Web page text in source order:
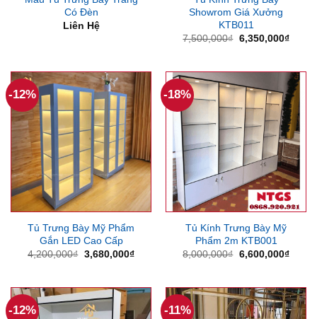
Có Đèn
Liên Hệ
Showrom Giá Xưởng
KTB011
7,500,000₫ Giá
6,350,000₫Giá
-12%
Tủ Trưng Bày Mỹ Phẩm
Gắn LED Cao Cấp
4,200,000₫ Giá
3,680,000₫Giá
3,680,000₫.
-18%
Tủ Kính Trưng Bày Mỹ
Phẩm 2m KTB001
8,000,000₫ Giá
6,600,000₫Giá
-12% -11%